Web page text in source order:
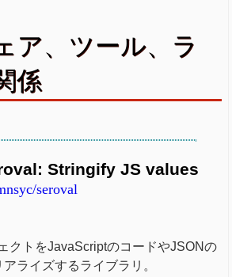
ア、ツール、ラ
係
Stringify JS values
seroval
クトをJavaScriptのコードやJSONの
ライズするライブラリ。